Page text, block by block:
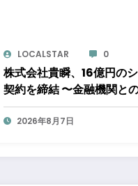
LOCALSTAR 0
株式会社貴瞬、16億円の
契約を締結 〜金融機関と
80億円規模へ。DX・海
成長投資を加速～
2026年8月7日